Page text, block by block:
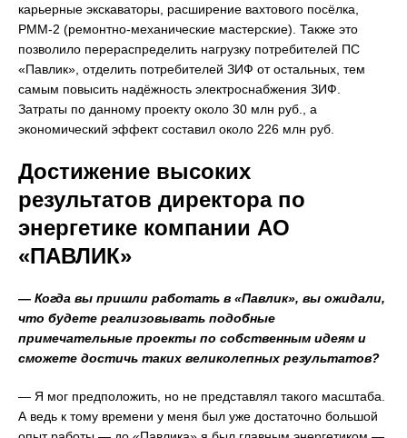
карьерные экскаваторы, расширение вахтового посёлка,
РММ-2 (ремонтно-механические мастерские). Также это
позволило перераспределить нагрузку потребителей ПС
«Павлик», отделить потребителей ЗИФ от остальных, тем
самым повысить надёжность электроснабжения ЗИФ.
Затраты по данному проекту около 30 млн руб., а
экономический эффект составил около 226 млн руб.
Достижение высоких
результатов директора по
энергетике компании АО
«ПАВЛИК»
— Когда вы пришли работать в «Павлик», вы ожидали,
что будете реализовывать подобные
примечательные проекты по собственным идеям и
сможете достичь таких великолепных результатов?
— Я мог предположить, но не представлял такого масштаба.
А ведь к тому времени у меня был уже достаточно большой